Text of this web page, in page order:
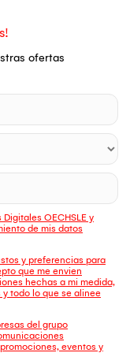
ofertas
OECHSLE y
de mis datos
y preferencias para
que me envien
hechas a mi medida,
todo lo que se alinee
del grupo
eventos y